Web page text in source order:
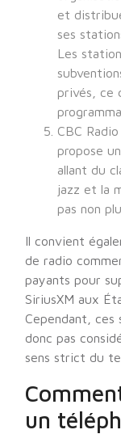
et
ses
Les
privés, ce
CBC
propose
allant du
jazz et la
pas non
Il convient
de radio
payants pour
SiriusXM aux
Cependant,
donc pas
sens strict du
un